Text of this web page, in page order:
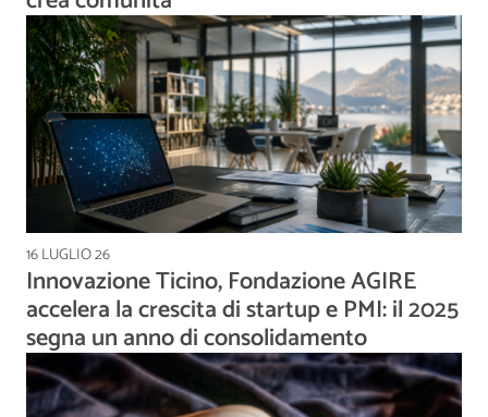
16 LUGLIO 26
Innovazione Ticino, Fondazione AGIRE
accelera la crescita di startup e PMI: il 2025
segna un anno di consolidamento